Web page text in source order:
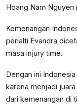
Hoang Nam Nguyen
Kemenangan
penalti Evandra
masa injury time.
Dengan ini
karena menjadi
dari kemenangan di